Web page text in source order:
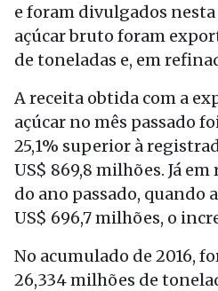
e foram divulgados
açúcar bruto foram
de toneladas e, em
A receita obtida com a
açúcar no mês passado
25,1% superior à
US$ 869,8 milhões. Já
do ano passado, quando
US$ 696,7 milhões, o
No acumulado de 2016,
26,334 milhões de